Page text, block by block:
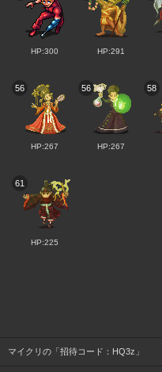
HP:300 HP:291
56
HP:267
56
HP:267
58
61
HP:225
マイクリの「招待コード：HQ3z」